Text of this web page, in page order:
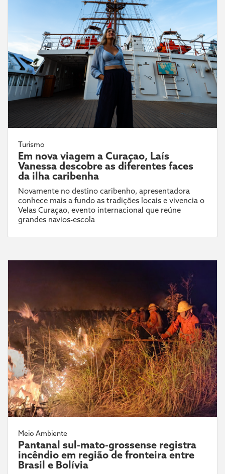
Turismo
Em nova viagem a Curaçao, Laís
Vanessa descobre as diferentes faces
da ilha caribenha
Novamente no destino caribenho, apresentadora
conhece mais a fundo as tradições locais e vivencia o
Velas Curaçao, evento internacional que reúne
grandes navios-escola
Meio Ambiente
Pantanal sul-mato-grossense registra
incêndio em região de fronteira entre
Brasil e Bolívia